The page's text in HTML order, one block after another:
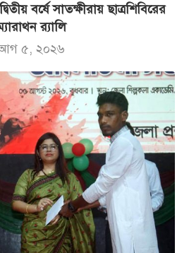
বর্ষে সাতক্ষীরায় ছাত্রশিবিরের
র‌্যালি
৫, ২০২৬